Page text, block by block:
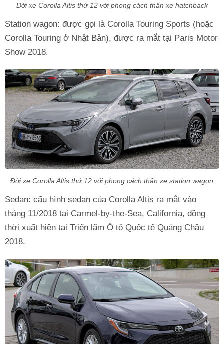
Đời xe Corolla Altis thứ 12 với phong cách thân xe hatchback
Station wagon: được gọi là Corolla Touring Sports (hoặc
Corolla Touring ở Nhật Bản), được ra mắt tại Paris Motor
Show 2018.
Đời xe Corolla Altis thứ 12 với phong cách thân xe station wagon
Sedan: cấu hình sedan của Corolla Altis ra mắt vào
tháng 11/2018 tại Carmel-by-the-Sea, California, đồng
thời xuất hiện tại Triển lãm Ô tô Quốc tế Quảng Châu
2018.